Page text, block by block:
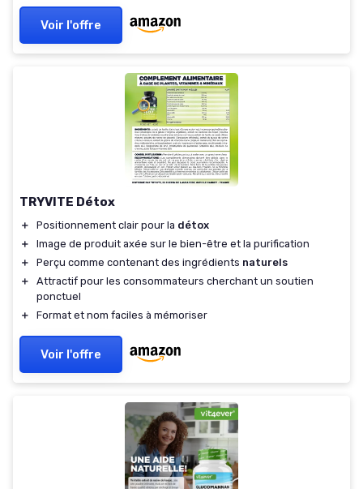
Voir l'offre
TRYVITE Détox
＋ Positionnement clair pour la détox
＋
Image de produit axée sur le bien-être et la purification
＋
Perçu comme contenant des ingrédients naturels
＋
Attractif pour les consommateurs cherchant un soutien
ponctuel
＋
Format et nom faciles à mémoriser
Voir l'offre